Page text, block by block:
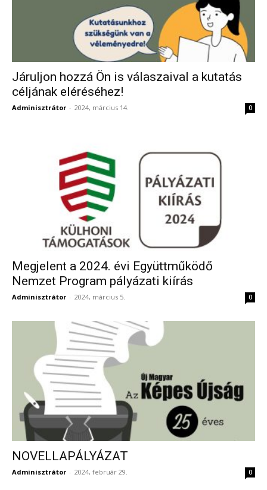
Járuljon hozzá Ön is válaszaival a kutatás
céljának eléréséhez!
Adminisztrátor - 2024, március 14. 0
Megjelent a 2024. évi Együttműködő
Nemzet Program pályázati kiírás
Adminisztrátor - 2024, március 5. 0
NOVELLAPÁLYÁZAT
Adminisztrátor - 2024, február 29. 0